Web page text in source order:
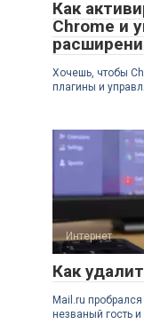
Как
Chrome и
Хочешь, чтобы
плагины и
Интернет
Как
Mail.ru пробрался
незваный гость